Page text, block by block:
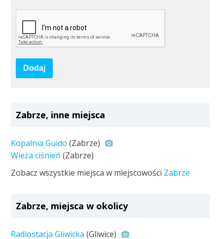
Dodaj
Zabrze, inne miejsca
Kopalnia Guido (Zabrze)
Wieża ciśnień (Zabrze)
Zobacz wszystkie miejsca w miejscowości Zabrze
Zabrze, miejsca w okolicy
Radiostacja Gliwicka (Gliwice)